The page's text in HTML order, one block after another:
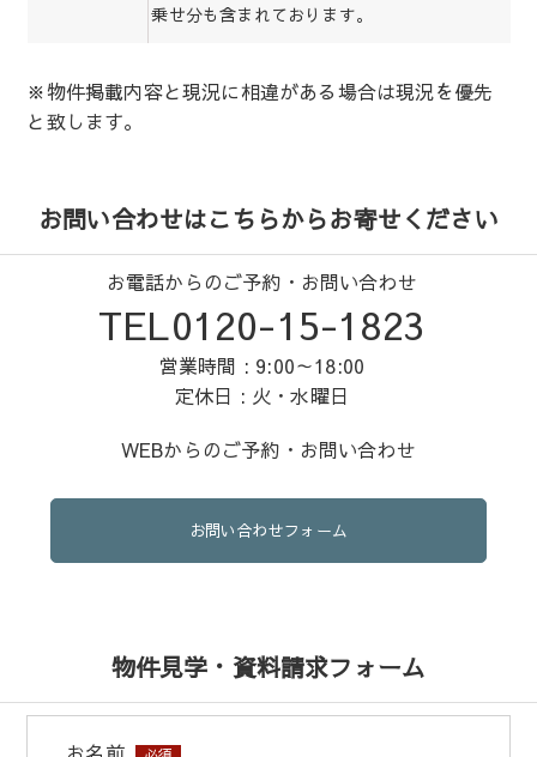
乗せ分も含まれております。
※物件掲載内容と現況に相違がある場合は現況を優先
と致します。
お問い合わせはこちらからお寄せください
お電話からのご予約・お問い合わせ
TEL0120-15-1823
営業時間 : 9:00～18:00
定休日 : 火・水曜日
WEBからのご予約・お問い合わせ
お問い合わせフォーム
物件見学・資料請求フォーム
お名前